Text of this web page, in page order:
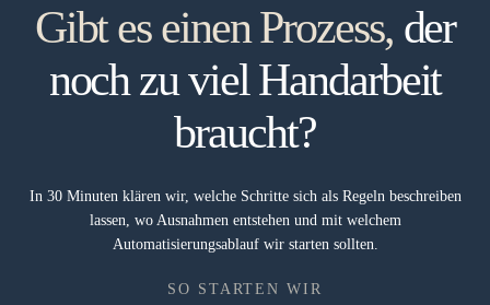
Gibt es einen Prozess, der
noch zu viel Handarbeit
braucht?
In 30 Minuten klären wir, welche Schritte sich als Regeln beschreiben
lassen, wo Ausnahmen entstehen und mit welchem
Automatisierungsablauf wir starten sollten.
SO STARTEN WIR